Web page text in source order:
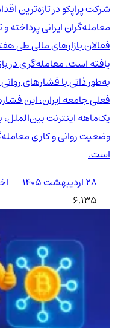
شرکت پراپکو در تازه‌ترین
معامله‌گران ایرانی پرداخته
فعالان بازارهای مالی طی
یافته است. معامله‌گری در
به‌طور ذاتی با فشارهای
فعلی جامعه ایران، این
یک‌ماهه اینترنت بین‌الملل،
وضعیت روانی و کاری
است.
۲۸ اردیبهشت ۱۴۰۵
6,135